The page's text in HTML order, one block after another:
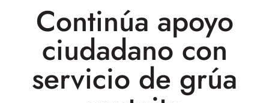
Continúa apoyo
ciudadano con
servicio de grúa